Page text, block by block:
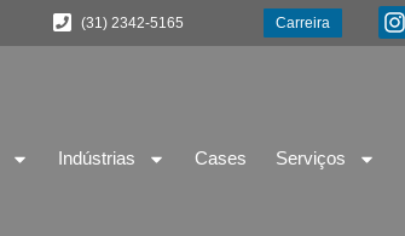
(31) 2342-5165 Carreira
Indústrias Cases Serviços